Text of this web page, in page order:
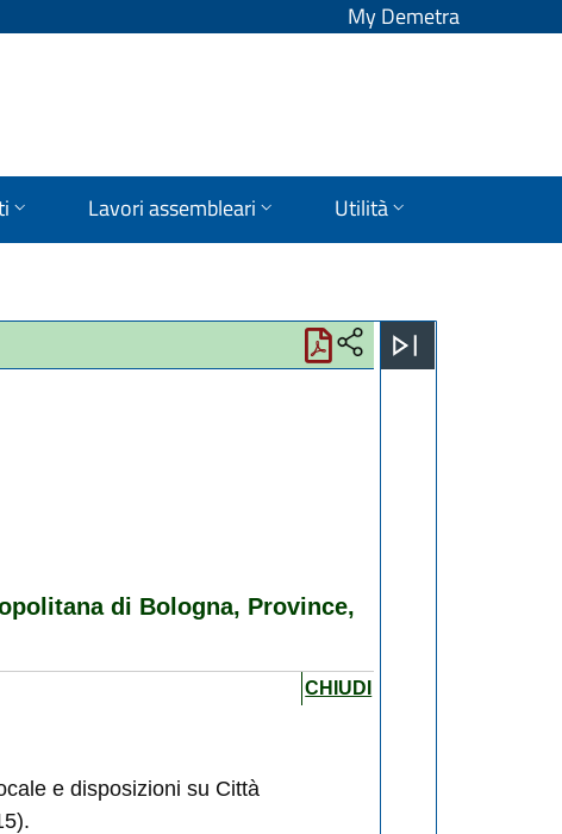
My Demetra
Lavori assembleari Utilità
di Bologna, Province,
CHIUDI
e disposizioni su Città